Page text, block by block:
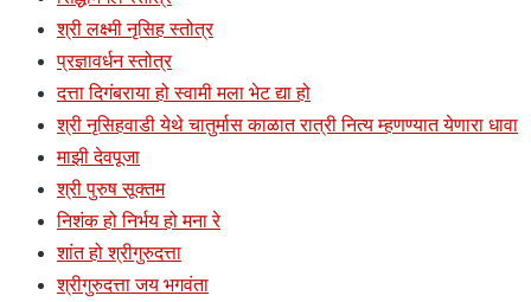
श्री लक्ष्मी नृसिह स्तोत्र
प्रज्ञावर्धन स्तोत्र
दत्ता दिगंबराया हो स्वामी मला भेट द्या हो
श्री नृसिहवाडी येथे चातुर्मास काळात रात्री नित्य म्हणण्यात येणारा धावा
माझी देवपूजा
श्री पुरुष सूक्तम
निशंक हो निर्भय हो मना रे
शांत हो श्रीगुरुदत्ता
श्रीगुरुदत्ता जय भगवंता